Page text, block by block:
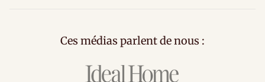
Ces médias parlent de nous :